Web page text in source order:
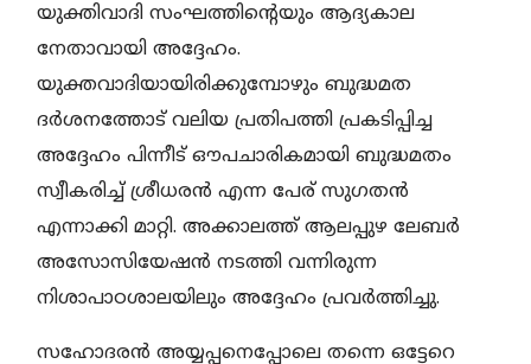
യുക്തിവാദി സംഘത്തിന്റെയും ആദ്യകാല
നേതാവായി അദ്ദേഹം.
യുക്തവാദിയായിരിക്കുമ്പോഴും ബുദ്ധമത
ദര്‍ശനത്തോട് വലിയ പ്രതിപത്തി പ്രകടിപ്പിച്ച
അദ്ദേഹം പിന്നീട് ഔപചാരികമായി ബുദ്ധമതം
സ്വീകരിച്ച് ശ്രീധരന്‍ എന്ന പേര് സുഗതന്‍
എന്നാക്കി മാറ്റി. അക്കാലത്ത് ആലപ്പുഴ ലേബര്‍
അസോസിയേഷന്‍ നടത്തി വന്നിരുന്ന
നിശാപാഠശാലയിലും അദ്ദേഹം പ്രവര്‍ത്തിച്ചു.
സഹോദരന്‍ അയ്യപ്പനെപ്പോലെ തന്നെ ഒട്ടേറെ